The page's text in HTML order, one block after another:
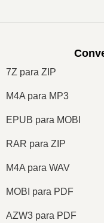
7Z para ZIP
M4A para MP3
EPUB para MOBI
RAR para ZIP
M4A para WAV
MOBI para PDF
AZW3 para PDF